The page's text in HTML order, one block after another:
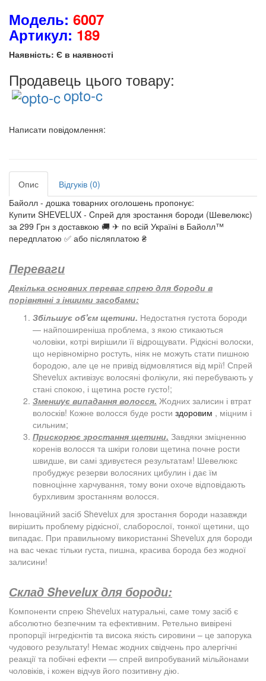
Модель: 6007
Артикул: 189
Наявність: Є в наявності
Продавець цього товару:
opto-c
Написати повідомлення:
Опис
Відгуків (0)
Байолл - дошка товарних оголошень пропонує:
Купити SHEVELUX - Cпрей для зростання бороди (Шевелюкс)
за 299 Грн з доставкою 🚚 ✈ по всій Україні в Байолл™
передплатою ✅ або післяплатою ₴
Переваги
Декілька основних переваг спрею для бороди в
порівнянні з іншими засобами:
Збільшує об'єм щетини. Недостатня густота бороди
— найпоширеніша проблема, з якою стикаються
чоловіки, котрі вирішили її відрощувати. Рідкісні волоски,
що нерівномірно ростуть, ніяк не можуть стати пишною
бородою, але це не привід відмовлятися від мрії! Спрей
Shevelux активізує волосяні фолікули, які перебувають у
стані спокою, і щетина росте густо!;
Зменшує випадання волосся. Жодних залисин і втрат
волосків! Кожне волосся буде рости здоровим , міцним і
сильним;
Прискорює зростання щетини. Завдяки зміцненню
коренів волосся та шкіри голови щетина почне рости
швидше, ви самі здивуєтеся результатам! Шевелюкс
пробуджує резерви волосяних цибулин і дає їм
повноцінне харчування, тому вони охоче відповідають
бурхливим зростанням волосся.
Інноваційний засіб Shevelux для зростання бороди назавжди
вирішить проблему рідкісної, слаборослої, тонкої щетини, що
випадає. При правильному використанні Shevelux для бороди
на вас чекає тільки густа, пишна, красива борода без жодної
залисини!
Склад Shevelux для бороди:
Компоненти спрею Shevelux натуральні, саме тому засіб є
абсолютно безпечним та ефективним. Ретельно вивірені
пропорції інгредієнтів та висока якість сировини – це запорука
чудового результату! Немає жодних свідчень про алергічні
реакції та побічні ефекти — спрей випробуваний мільйонами
чоловіків, і кожен відчув його позитивну дію.